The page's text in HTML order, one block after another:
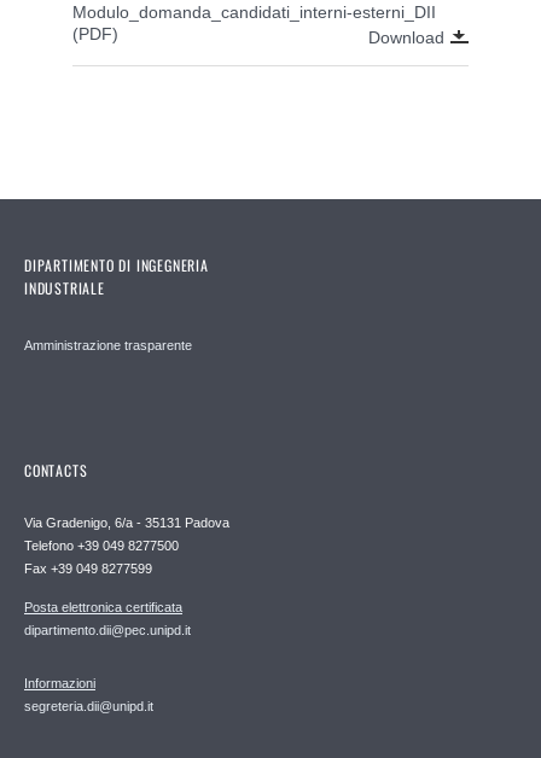
Modulo_domanda_candidati_interni-esterni_DII
(PDF)
Download
DIPARTIMENTO DI INGEGNERIA
INDUSTRIALE
Amministrazione trasparente
CONTACTS
Via Gradenigo, 6/a - 35131 Padova
Telefono +39 049 8277500
Fax +39 049 8277599
Posta elettronica certificata
dipartimento.dii@pec.unipd.it
Informazioni
segreteria.dii@unipd.it